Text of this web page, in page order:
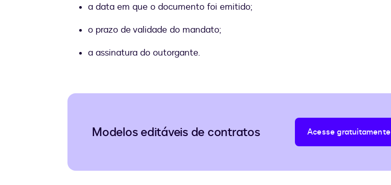
a data em que o documento foi emitido;
o prazo de validade do mandato;
a assinatura do outorgante.
Modelos editáveis de contratos Acesse gratuitamente